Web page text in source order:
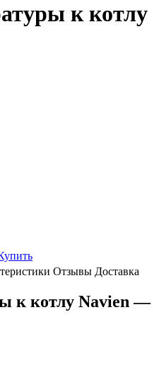
к котлу
Отзывы Доставка
к котлу Navien —